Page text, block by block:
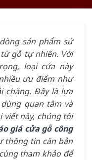
sản phẩm sử
gỗ tự nhiên. Với
loại cửa này
ưu điểm như
chăng. Đây là lựa
quan tâm và
viết này, chúng tôi
giá cửa gỗ công
thông tin căn bản
tham khảo để